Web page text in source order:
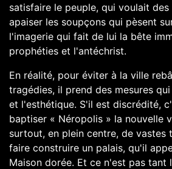
satisfaire le peuple, qui voulait
apaiser les soupçons qui pèsent
l'imagerie qui fait de lui la bête
prophéties et l'antéchrist.
En réalité, pour éviter à la ville
tragédies, il prend des mesures
et l'esthétique. S'il est discrédité,
baptiser « Néropolis » la nouvelle
surtout, en plein centre, de vastes
faire construire un palais, qu'il
Maison dorée. Et ce n'est pas tant